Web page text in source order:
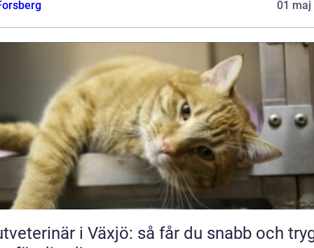
01 maj
i Växjö: så får du snabb och